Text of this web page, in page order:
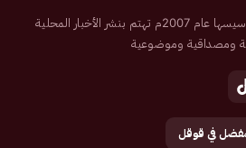
صحيفة إلكترونية سعودية تم تأسيسها عام 2007م تهتم بنشر الأخبار المحلية
ومصداقية وموضوعية
في قوقل